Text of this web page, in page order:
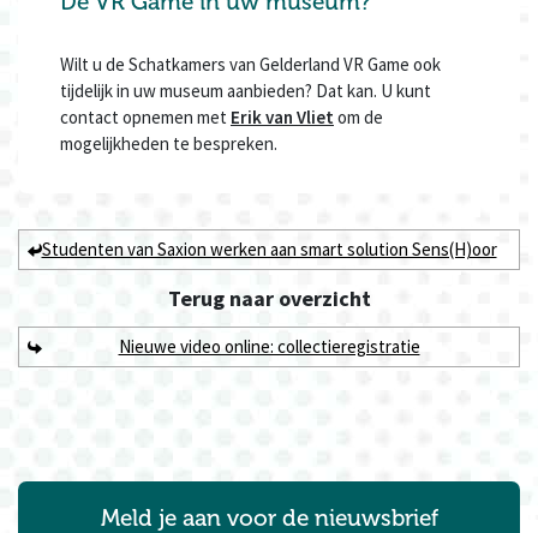
Wilt u de Schatkamers van Gelderland VR Game ook
tijdelijk in uw museum aanbieden? Dat kan. U kunt
contact opnemen met Erik van Vliet om de
mogelijkheden te bespreken.
Studenten van Saxion werken aan smart solution Sens(H)oor
Terug naaroverzicht
Nieuwe video online: collectieregistratie
Meld je aan voor de nieuwsbrief